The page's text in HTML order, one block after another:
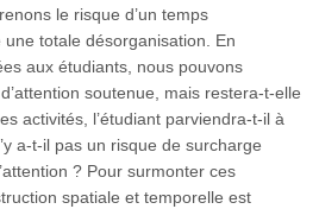
le risque d’un temps
une totale désorganisation. En
aux étudiants, nous pouvons
soutenue, mais restera-t-elle
activités, l’étudiant parviendra-t-il à
a-t-il pas un risque de surcharge
? Pour surmonter ces
spatiale et temporelle est